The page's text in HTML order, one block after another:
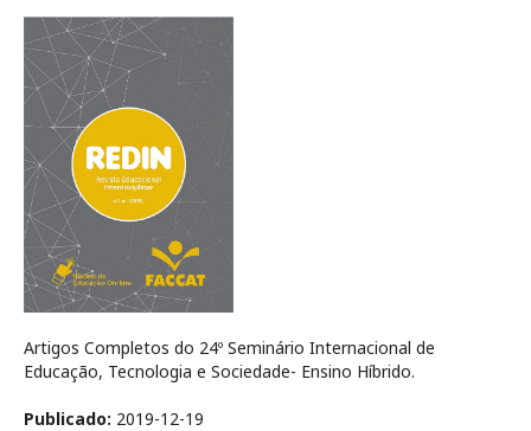
Artigos Completos do 24º Seminário Internacional de
Educação, Tecnologia e Sociedade- Ensino Híbrido.
Publicado: 2019-12-19